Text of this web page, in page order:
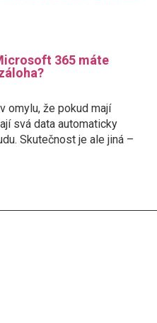
365 máte
omylu, že pokud mají
svá data automaticky
Skutečnost je ale jiná –